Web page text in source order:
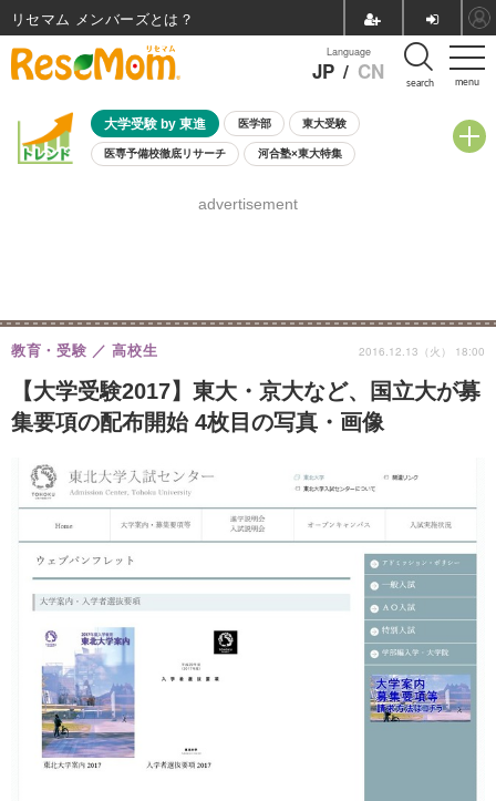
menu
Language
JP / CN search
大学受験 by 東進 医学部 東大受験
医専予備校徹底リサーチ 河合塾×東大特集
8月開催学校説明会・相談会
advertisement
【大学受験2017】東大・京大など、国立大が募
集要項の配布開始 4枚目の写真・画像
教育・受験 高校生 2016.12.13（火） 18:00
リセマム メンバーズ